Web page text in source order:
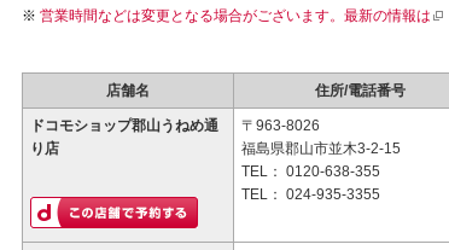
営業時間などは変更となる場合がございます。最新の情報は
店舗名 住所/電話番号
ドコモショップ郡山うねめ通
り店
〒963-8026
福島県郡山市並木3-2-15
TEL： 0120-638-355
TEL： 024-935-3355